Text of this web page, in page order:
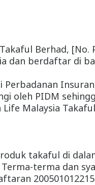
Berhad,
dan berdaftar di
Perbadanan
oleh PIDM
Malaysia
takaful di
terma dan